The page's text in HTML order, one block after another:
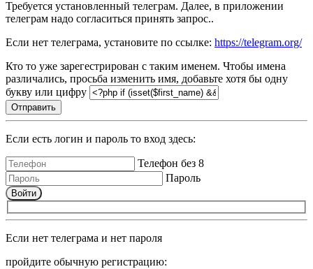
Требуется установленный телеграм. Далее, в приложении
телеграм надо согласиться принять запрос..
Если нет телеграма, установите по ссылке: https://telegram.org/
Кто то уже зарегестрирован с таким именем. Чтобы имена
различались, просьба изменить имя, добавьте хотя бы одну
букву или цифру
Отправить
Если есть логин и пароль то вход здесь:
Телефон без 8
Пароль
Войти
Если нет телеграма и нет пароля
пройдите обычную регистрацию: